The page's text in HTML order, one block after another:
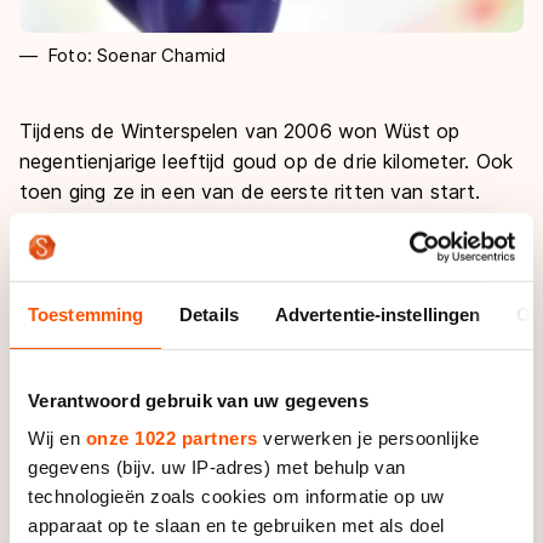
Toestemming Details Advertentie-instellingen
Verantwoord gebruik van uw gegevens
Wij en onze 1022 partners verwerken je persoonlijke
gegevens (bijv. uw IP-adres) met behulp van
technologieën zoals cookies om informatie op uw
apparaat op te slaan en te gebruiken met als doel
Foto: Soenar Chamid
Tijdens de Winterspelen van 2006 won Wüst op
negentienjarige leeftijd goud op de drie kilometer. Ook
toen ging ze in een van de eerste ritten van start.
sensatie. Met 0,08 seconden dook de Tsjechische
onder haar 4.03,13.
welkom geweest als het verschil van die acht
honderdsten de andere kant op was gevallen”, zei ze.
“Maar misschien dat ik er in een paar uurtjes wel
overheen ben.”